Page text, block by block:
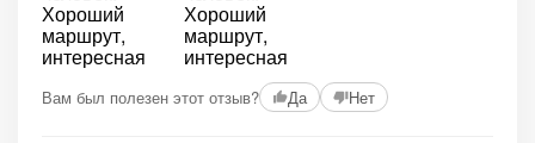
Вам был полезен этот отзыв? Да Нет